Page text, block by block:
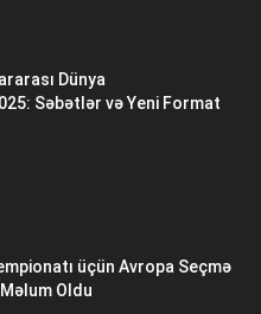
Dünya
Səbətlər və Yeni Format
üçün Avropa Seçmə
Oldu